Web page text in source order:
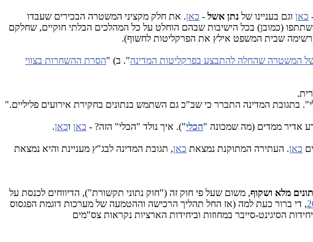
כאן וגם בעניינו של נתן אשל - כאן. את חלק מקציני המשטרה הבכירים שעבדו
(כמובן) בכל הישיבות שבהם הוחלט על כל המהלכים הבלתי חוקיים, שחלקם
שבית המשפט אילץ את הפרקליטות לחשוף).
המשטרה שהחלה להתבצע בפרקליטות המדינה". ב) "הסרת ההשחרות בצווי
בתגובת המדינה התברר כי שב"כ גם השתמש בנתונים בחקירת אירועים פליליים."
אדיר ממדים (מה שמכונה "הכלי"). איך נולד "הכלי" הזה? - כאן וכאן.
כאן. העתירה המתוקנת נמצאת כאן, תגובת המדינה לבג"ץ מעניינת והיא נמצאת
מלא ושקוף, משום שעל פי חוק זה ("חוק נתוני תקשורת"), הדיווחים לכנסת על
, די ברור כעת למה (אז החל תהליך הרכישה וההטמעה של מערכות דוגמת הפגסוס
הסיגינט-סייבר במחוזות וביחידות הארציות נקראות צס"מים